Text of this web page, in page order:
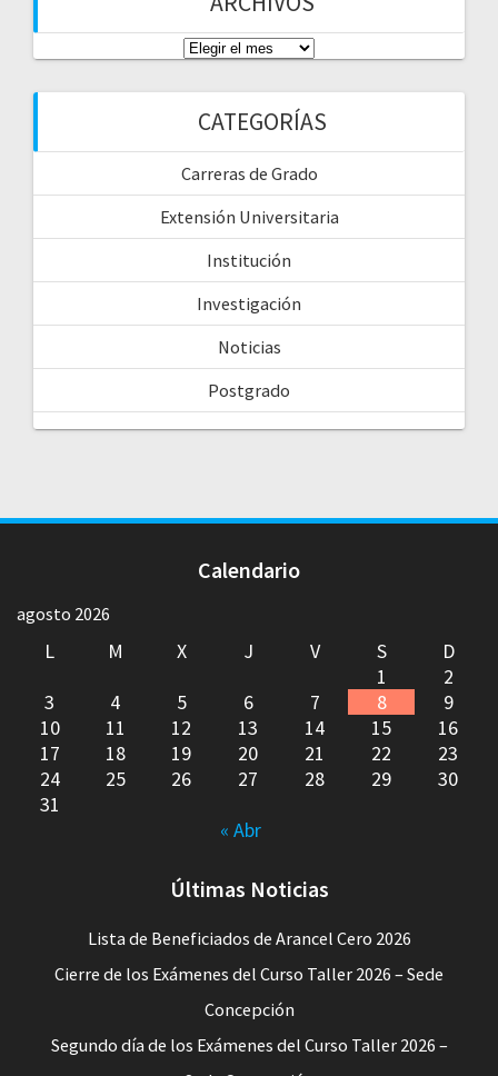
CATEGORÍAS
Carreras de Grado
Extensión Universitaria
Institución
Investigación
Noticias
Postgrado
Calendario
agosto 2026
L M X J V S
D
1
2
3
4 5 6 7 8
9
10
11 12 13 14 15
16
17
18 19 20 21 22
23
24
25 26 27 28 29
30
31
« Abr
Últimas Noticias
Lista de Beneficiados de Arancel Cero 2026
Cierre de los Exámenes del Curso Taller 2026 – Sede
Concepción
Segundo día de los Exámenes del Curso Taller 2026 –